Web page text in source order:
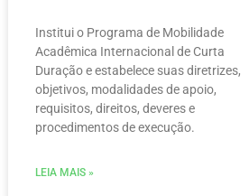
Institui o Programa de Mobilidade
Acadêmica Internacional de Curta
Duração e estabelece suas diretrizes,
objetivos, modalidades de apoio,
requisitos, direitos, deveres e
procedimentos de execução.
LEIA MAIS »